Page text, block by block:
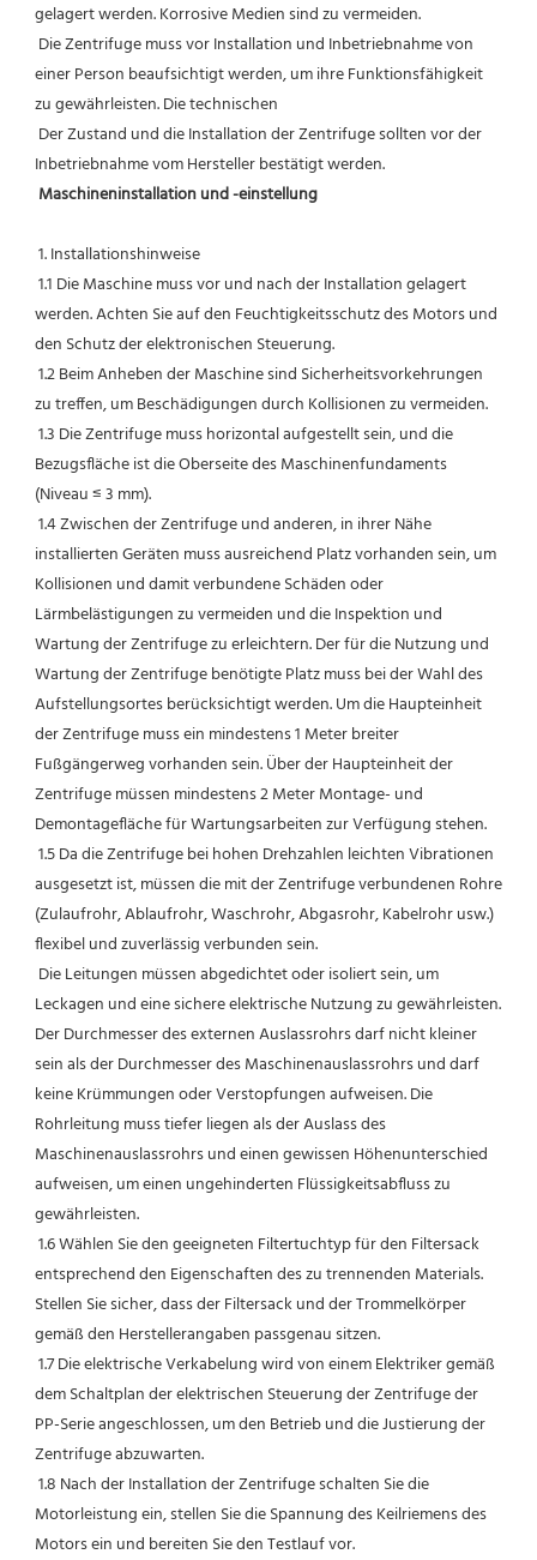
gelagert werden. Korrosive Medien sind zu vermeiden.
einer Person beaufsichtigt werden, um ihre Funktionsfähigkeit
zu gewährleisten. Die technischen
Inbetriebnahme vom Hersteller bestätigt werden.
Maschineninstallation und -einstellung
1. Installationshinweise
werden. Achten Sie auf den Feuchtigkeitsschutz des Motors und
den Schutz der elektronischen Steuerung.
zu treffen, um Beschädigungen durch Kollisionen zu vermeiden.
Bezugsfläche ist die Oberseite des Maschinenfundaments
(Niveau ≤ 3 mm).
installierten Geräten muss ausreichend Platz vorhanden sein, um
Kollisionen und damit verbundene Schäden oder
Lärmbelästigungen zu vermeiden und die Inspektion und
Wartung der Zentrifuge zu erleichtern. Der für die Nutzung und
Wartung der Zentrifuge benötigte Platz muss bei der Wahl des
Aufstellungsortes berücksichtigt werden. Um die Haupteinheit
der Zentrifuge muss ein mindestens 1 Meter breiter
Fußgängerweg vorhanden sein. Über der Haupteinheit der
Zentrifuge müssen mindestens 2 Meter Montage- und
Demontagefläche für Wartungsarbeiten zur Verfügung stehen.
ausgesetzt ist, müssen die mit der Zentrifuge verbundenen Rohre
(Zulaufrohr, Ablaufrohr, Waschrohr, Abgasrohr, Kabelrohr usw.)
flexibel und zuverlässig verbunden sein.
Leckagen und eine sichere elektrische Nutzung zu gewährleisten.
Der Durchmesser des externen Auslassrohrs darf nicht kleiner
sein als der Durchmesser des Maschinenauslassrohrs und darf
keine Krümmungen oder Verstopfungen aufweisen. Die
Rohrleitung muss tiefer liegen als der Auslass des
Maschinenauslassrohrs und einen gewissen Höhenunterschied
aufweisen, um einen ungehinderten Flüssigkeitsabfluss zu
gewährleisten.
entsprechend den Eigenschaften des zu trennenden Materials.
Stellen Sie sicher, dass der Filtersack und der Trommelkörper
gemäß den Herstellerangaben passgenau sitzen.
dem Schaltplan der elektrischen Steuerung der Zentrifuge der
PP-Serie angeschlossen, um den Betrieb und die Justierung der
Zentrifuge abzuwarten.
Motorleistung ein, stellen Sie die Spannung des Keilriemens des
Motors ein und bereiten Sie den Testlauf vor.